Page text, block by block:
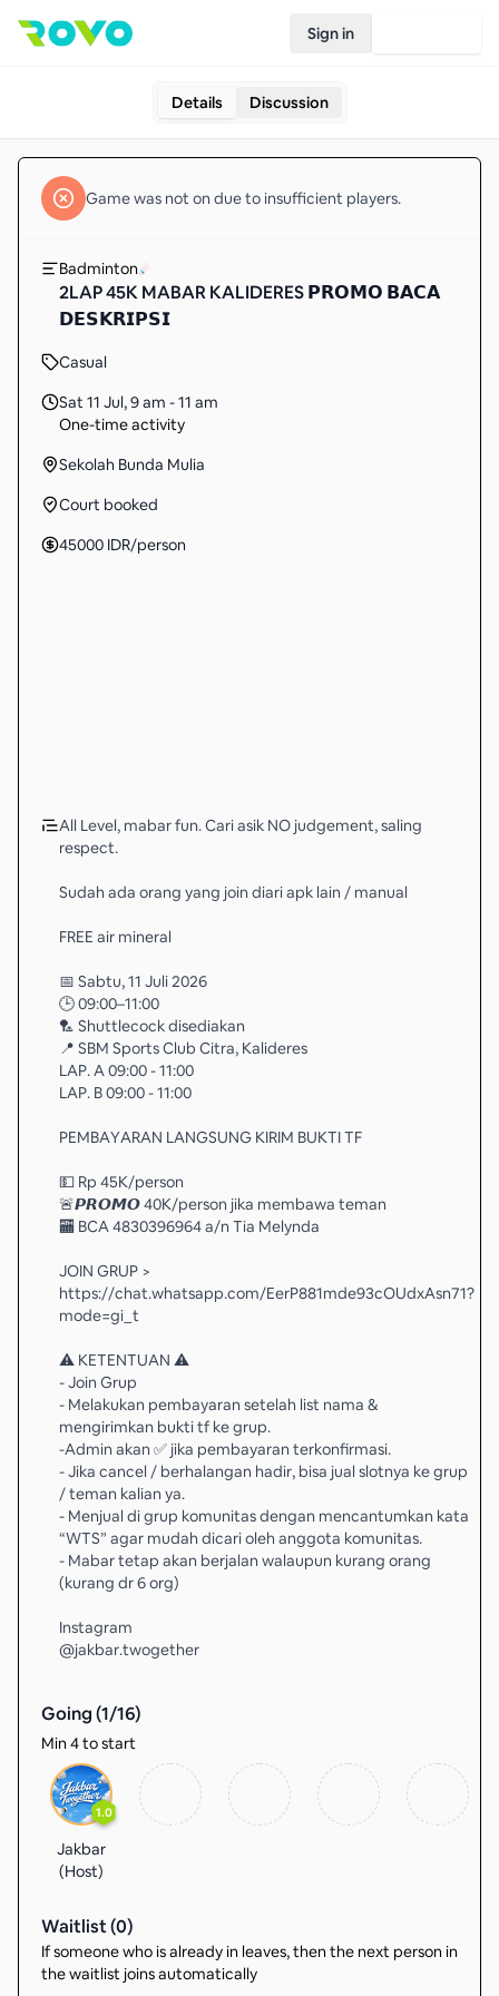
Sign in
Details Discussion
Gamewas not on due to insufficient players.
Badminton
2LAP 45K MABAR KALIDERES 𝗣𝗥𝗢𝗠𝗢 𝗕𝗔𝗖𝗔
𝗗𝗘𝗦𝗞𝗥𝗜𝗣𝗦𝗜
Casual
Sat 11 Jul,9 am - 11 am
One-time activity
Sekolah Bunda Mulia
Court booked
45000 IDR/person
All Level, mabar fun. Cari asik NO judgement, saling
respect.
Sudah ada orang yang join diari apk lain / manual
FREE air mineral
📅 Sabtu, 11 Juli 2026
🕒 09:00–11:00
🏸 Shuttlecock disediakan
📍 SBM Sports Club Citra, Kalideres
LAP. A 09:00 - 11:00
LAP. B 09:00 - 11:00
PEMBAYARAN LANGSUNG KIRIM BUKTI TF
💵 Rp 45K/person
🚨𝙋𝙍𝙊𝙈𝙊 40K/person jika membawa teman
🏧 BCA 4830396964 a/n Tia Melynda
JOIN GRUP >
https://chat.whatsapp.com/EerP881mde93cOUdxAsn71?
mode=gi_t⁠
⚠️ KETENTUAN ⚠️
- Join Grup
- Melakukan pembayaran setelah list nama &
mengirimkan bukti tf ke grup.
-Admin akan ✅ jika pembayaran terkonfirmasi.
- Jika cancel / berhalangan hadir, bisa jual slotnya ke grup
/ teman kalian ya.
- Menjual di grup komunitas dengan mencantumkan kata
“WTS” agar mudah dicari oleh anggota komunitas.
- Mabar tetap akan berjalan walaupun kurang orang
(kurang dr 6 org)
Instagram
@jakbar.twogether
Going (1/16)
Min 4 to start
1.0
Jakbar
(Host)
Waitlist (0)
If someone who is already in leaves, then the next person in
the waitlist joins automatically